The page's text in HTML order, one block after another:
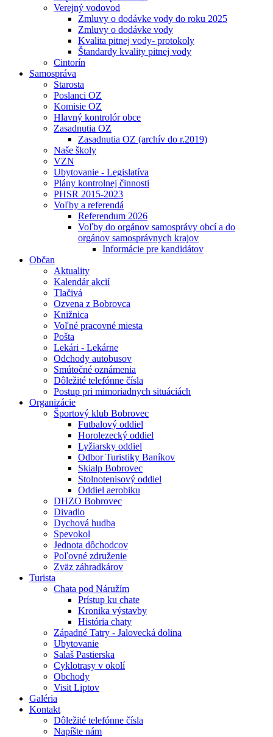
Verejný vodovod
Zmluvy o dodávke vody do roku 2025
Zmluvy o dodávke vody
Kvalita pitnej vody- protokoly
Štandardy kvality pitnej vody
Cintorín
Samospráva
Starosta
Poslanci OZ
Komisie OZ
Hlavný kontrolór obce
Zasadnutia OZ
Zasadnutia OZ (archív do r.2019)
Naše školy
VZN
Ubytovanie - Legislatíva
Plány kontrolnej činnosti
PHSR 2015-2023
Voľby a referendá
Referendum 2026
Voľby do orgánov samosprávy obcí a do
orgánov samosprávnych krajov
Informácie pre kandidátov
Občan
Aktuality
Kalendár akcií
Tlačivá
Ozvena z Bobrovca
Knižnica
Voľné pracovné miesta
Pošta
Lekári - Lekárne
Odchody autobusov
Smútočné oznámenia
Dôležité telefónne čísla
Postup pri mimoriadnych situáciách
Organizácie
Športový klub Bobrovec
Futbalový oddiel
Horolezecký oddiel
Lyžiarsky oddiel
Odbor Turistiky Baníkov
Skialp Bobrovec
Stolnotenisový oddiel
Oddiel aerobiku
DHZO Bobrovec
Divadlo
Dychová hudba
Spevokol
Jednota dôchodcov
Poľovné združenie
Zväz záhradkárov
Turista
Chata pod Náružím
Prístup ku chate
Kronika výstavby
História chaty
Západné Tatry - Jalovecká dolina
Ubytovanie
Salaš Pastierska
Cyklotrasy v okolí
Obchody
Visit Liptov
Galéria
Kontakt
Dôležité telefónne čísla
Napíšte nám